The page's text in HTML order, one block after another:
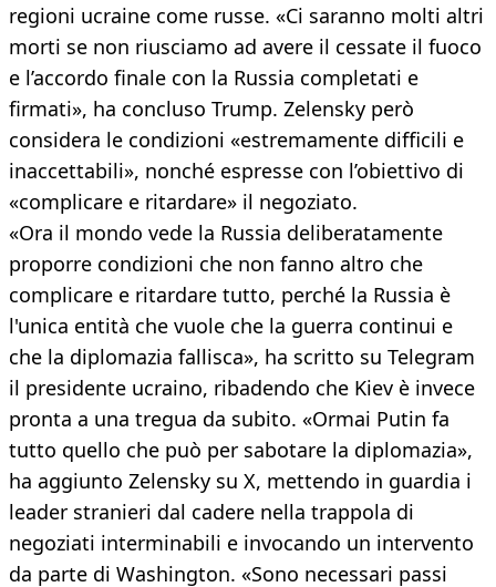
regioni ucraine come russe. «Ci saranno molti altri
morti se non riusciamo ad avere il cessate il fuoco
e l’accordo finale con la Russia completati e
firmati», ha concluso Trump. Zelensky però
considera le condizioni «estremamente difficili e
inaccettabili», nonché espresse con l’obiettivo di
«complicare e ritardare» il negoziato.
«Ora il mondo vede la Russia deliberatamente
proporre condizioni che non fanno altro che
complicare e ritardare tutto, perché la Russia è
l'unica entità che vuole che la guerra continui e
che la diplomazia fallisca», ha scritto su Telegram
il presidente ucraino, ribadendo che Kiev è invece
pronta a una tregua da subito. «Ormai Putin fa
tutto quello che può per sabotare la diplomazia»,
ha aggiunto Zelensky su X, mettendo in guardia i
leader stranieri dal cadere nella trappola di
negoziati interminabili e invocando un intervento
da parte di Washington. «Sono necessari passi